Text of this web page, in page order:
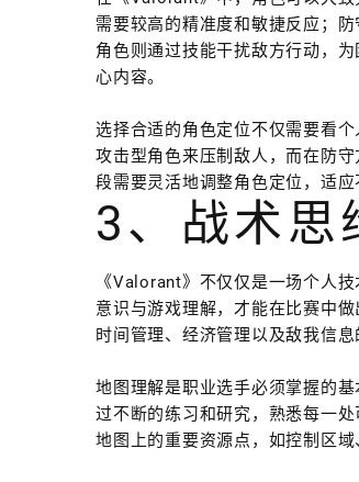
需要较高的精准度和敏捷反应；
角色则通过技能干扰敌方行动，
心内容。
选择合适的角色定位不仅需要看
攻击型角色来压制敌人，而在防
段需要灵活地调整角色定位，适应
3、战术思
《Valorant》不仅仅是一场个人
意识与游戏理解，才能在比赛中
时间管理、经济管理以及敌我信息
地图理解是职业选手必须掌握的
过不断的练习和研究，熟悉每一
地图上的重要资源点，如控制区